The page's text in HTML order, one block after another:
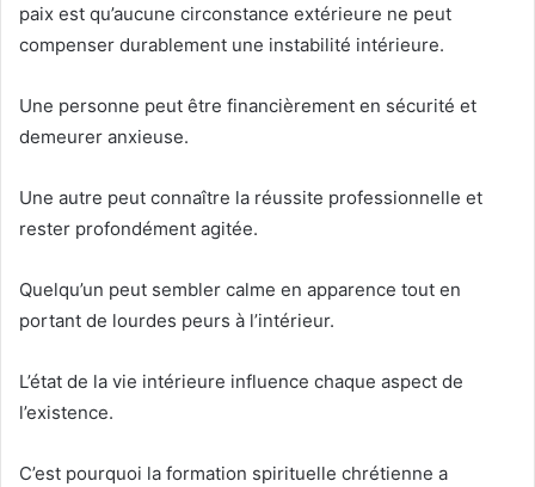
paix est qu’aucune circonstance extérieure ne peut
compenser durablement une instabilité intérieure.
Une personne peut être financièrement en sécurité et
demeurer anxieuse.
Une autre peut connaître la réussite professionnelle et
rester profondément agitée.
Quelqu’un peut sembler calme en apparence tout en
portant de lourdes peurs à l’intérieur.
L’état de la vie intérieure influence chaque aspect de
l’existence.
C’est pourquoi la formation spirituelle chrétienne a